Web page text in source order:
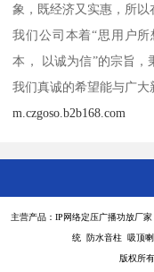
象，既经济又实惠，所以
我们公司本着“思用户
本， 以诚为信”的宗旨，
我们真诚的希望能与广
m.czgoso.b2b168.com
主营产品：IP网络定压广播功放厂
统 防水音柱 吸顶
版权所